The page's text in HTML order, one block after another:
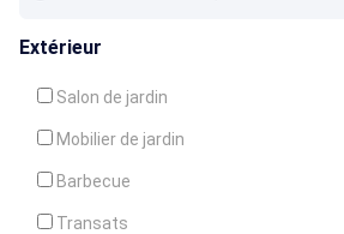
Balcon / Terrasse
Extérieur
Salon de jardin
Mobilier de jardin
Barbecue
Transats